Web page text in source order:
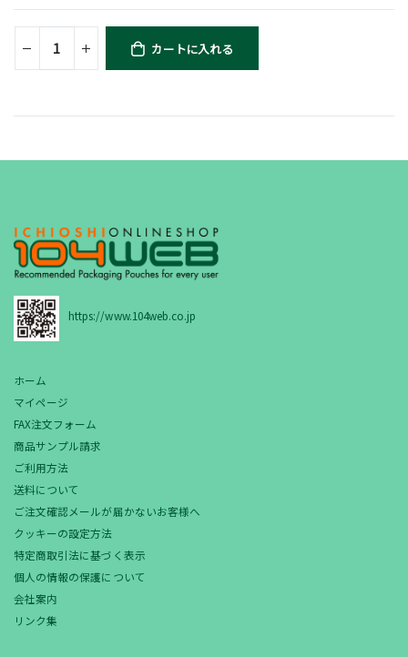
カートに入れる
https://www.104web.co.jp
ホーム
マイページ
FAX注文フォーム
商品サンプル請求
ご利用方法
送料について
ご注文確認メールが届かないお客様へ
クッキーの設定方法
特定商取引法に基づく表示
個人の情報の保護について
会社案内
リンク集